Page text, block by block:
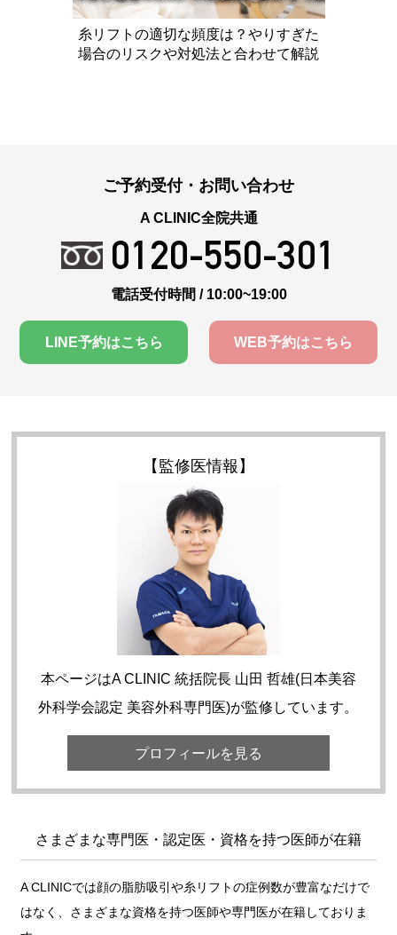
糸リフトの適切な頻度は？やりすぎた
場合のリスクや対処法と合わせて解説
ご予約受付・お問い合わせ
A CLINIC全院共通
0120-550-301
電話受付時間 / 10:00~19:00
LINE予約はこちら WEB予約はこちら
【監修医情報】
本ページはA CLINIC 統括院長 山田 哲雄(日本美容
外科学会認定 美容外科専門医)が監修しています。
プロフィールを見る
さまざまな専門医・認定医・資格を持つ医師が在籍
A CLINICでは顔の脂肪吸引や糸リフトの症例数が豊富なだけで
はなく、さまざまな資格を持つ医師や専門医が在籍しておりま